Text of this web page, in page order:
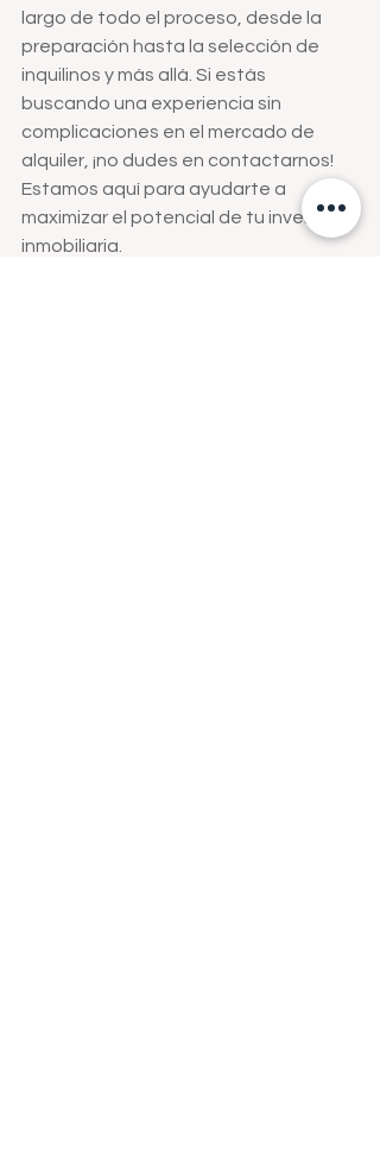
largo de todo el proceso, desde la
preparación hasta la selección de
inquilinos y más allá. Si estás
buscando una experiencia sin
complicaciones en el mercado de
alquiler, ¡no dudes en contactarnos!
Estamos aquí para ayudarte a
maximizar el potencial de tu inversión
inmobiliaria.